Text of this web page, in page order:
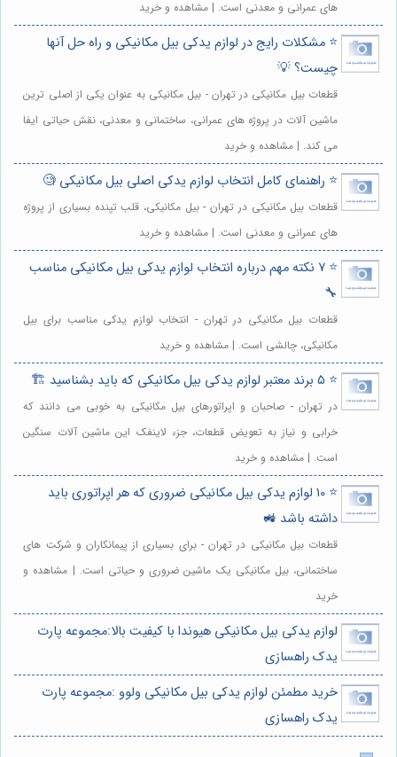
های عمرانی و معدنی است. | مشاهده و خرید
⭐️ مشکلات رایج در لوازم یدکی بیل مکانیکی و راه حل آنها
چیست؟ 💡
قطعات بیل مکانیکی در تهران - بیل مکانیکی به عنوان یکی از اصلی ترین
ماشین آلات در پروژه های عمرانی، ساختمانی و معدنی، نقش حیاتی ایفا
می کند. | مشاهده و خرید
⭐️ راهنمای کامل انتخاب لوازم یدکی اصلی بیل مکانیکی 🧐
قطعات بیل مکانیکی در تهران - بیل مکانیکی، قلب تپنده بسیاری از پروژه
های عمرانی و معدنی است. | مشاهده و خرید
⭐️ 7 نکته مهم درباره انتخاب لوازم یدکی بیل مکانیکی مناسب
🔧
قطعات بیل مکانیکی در تهران - انتخاب لوازم یدکی مناسب برای بیل
مکانیکی، چالشی است. | مشاهده و خرید
⭐️ 5 برند معتبر لوازم یدکی بیل مکانیکی که باید بشناسید 🏗️
در تهران - صاحبان و اپراتورهای بیل مکانیکی به خوبی می دانند که
خرابی و نیاز به تعویض قطعات، جزء لاینفک این ماشین آلات سنگین
است. | مشاهده و خرید
⭐️ 10 لوازم یدکی بیل مکانیکی ضروری که هر اپراتوری باید
داشته باشد 🚜
قطعات بیل مکانیکی در تهران - برای بسیاری از پیمانکاران و شرکت های
ساختمانی، بیل مکانیکی یک ماشین ضروری و حیاتی است. | مشاهده و
خرید
لوازم یدکی بیل مکانیکی هیوندا با کیفیت بالا:مجموعه پارت
یدک راهسازی
خرید مطمئن لوازم یدکی بیل مکانیکی ولوو :مجموعه پارت
یدک راهسازی